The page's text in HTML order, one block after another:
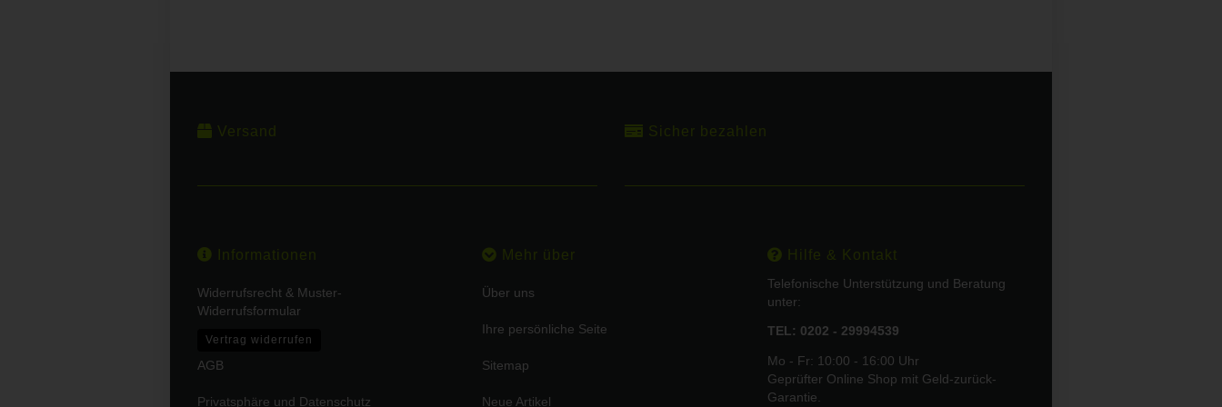
Versand Sicher bezahlen
Informationen
Widerrufsrecht & Muster-
Widerrufsformular
Vertrag widerrufen
AGB
Privatsphäre und Datenschutz
Mehr über
Über uns
Ihre persönliche Seite
Sitemap
Neue Artikel
Hilfe & Kontakt
Telefonische Unterstützung und Beratung
unter:
TEL: 0202 - 29994539
Mo - Fr: 10:00 - 16:00 Uhr
Geprüfter Online Shop mit Geld-zurück-
Garantie.